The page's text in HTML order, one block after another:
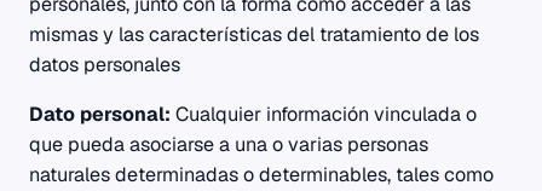
mismas y las características del tratamiento de los
datos personales
Dato personal: Cualquier información vinculada o
que pueda asociarse a una o varias personas
naturales determinadas o determinables, tales como